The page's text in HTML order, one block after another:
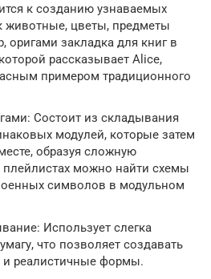
к созданию узнаваемых
животные, цветы, предметы
оригами закладка для книг в
рассказывает Alice,
примером традиционного
Состоит из складывания
модулей, которые затем
образуя сложную
можно найти схемы
символов в модульном
Использует слегка
что позволяет создавать
реалистичные формы.